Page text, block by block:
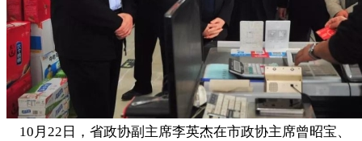
10月22日，省政协副主席李英杰在市政协主席曾昭宝、